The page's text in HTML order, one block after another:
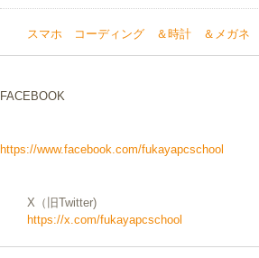
スマホ コーディング ＆時計 ＆メガネ
FACEBOOK
https://www.facebook.com/fukayapcschool
X（旧Twitter)
https://x.com/fukayapcschool